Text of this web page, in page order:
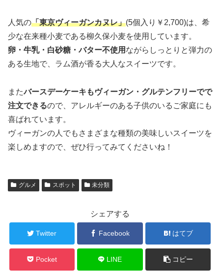
人気の「東京ヴィーガンカヌレ」(5個入り￥2,700)は、希
少な在来種小麦である柳久保小麦を使用しています。
卵・牛乳・白砂糖・バター不使用 ながらしっとりと弾力の
ある生地で、ラム酒が香る大人なスイーツです。
またバースデーケーキもヴィーガン・グルテンフリーでで
注文できるので、アレルギーのある子供のいるご家庭にも
喜ばれています。
ヴィーガンの人でもさまざまな種類の美味しいスイーツを
楽しめますので、ぜひ行ってみてくださいね！
グルメ スポット 未分類
シェアする
Twitter Facebook はてブ
Pocket LINE コピー